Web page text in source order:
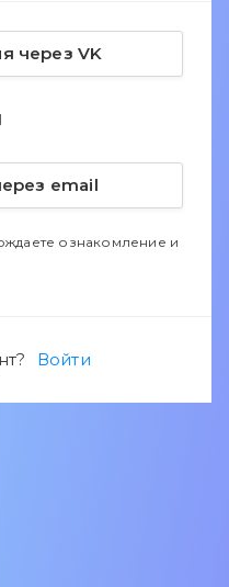
через VK
email
ознакомление и
Войти